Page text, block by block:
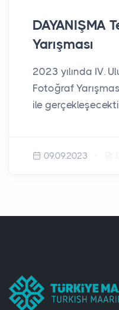
DAYANIŞMA
Yarışması
2023 yılında IV.
Fotoğraf
ile
09.09.2023